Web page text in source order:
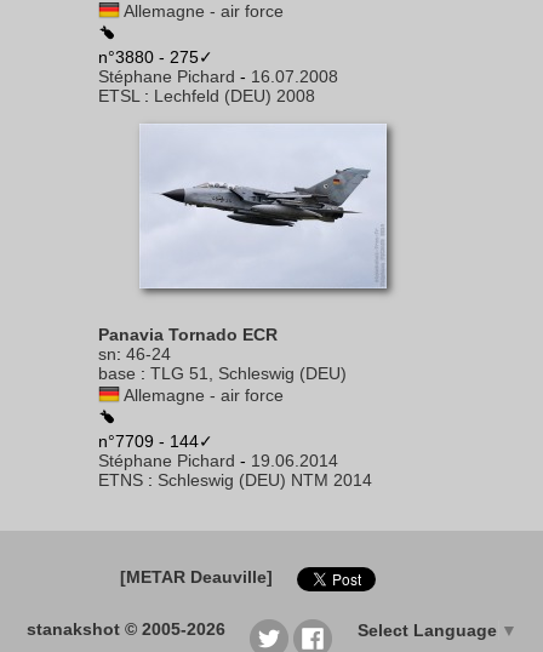
Allemagne - air force
n°3880 - 275✓
Stéphane Pichard - 16.07.2008
ETSL : Lechfeld (DEU) 2008
Panavia Tornado ECR
sn: 46-24
base : TLG 51, Schleswig (DEU)
Allemagne - air force
n°7709 - 144✓
Stéphane Pichard - 19.06.2014
ETNS : Schleswig (DEU) NTM 2014
[METAR Deauville]
stanakshot © 2005-2026 Select Language ▼